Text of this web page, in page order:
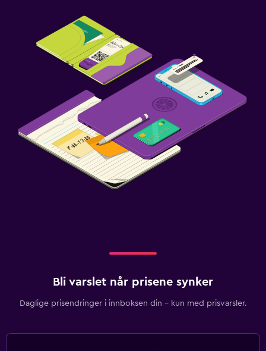
Bli varslet når prisene synker
Daglige prisendringer i innboksen din – kun med prisvarsler.